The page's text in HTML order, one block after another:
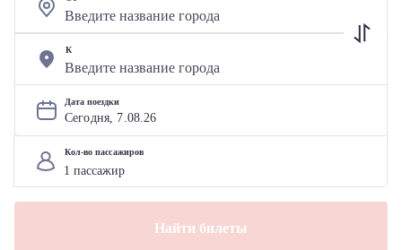
К
Дата поездки
Сегодня, 7.08.26
Кол-во пассажиров
Найти билеты